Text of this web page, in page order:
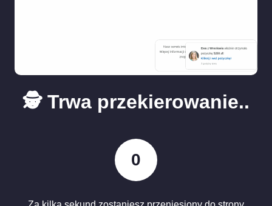
🕵️ Trwa przekierowanie..
0